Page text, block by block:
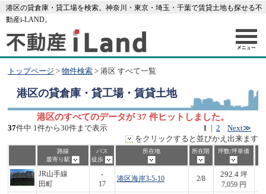
港区の貸倉庫・貸工場を検索。神奈川・東京・埼玉・千葉で賃貸土地も探せる不
動産i-LAND。
トップページ > 物件検索> 港区 すべて一覧
港区の貸倉庫・貸工場・賃貸土地
港区のすべてのデータが 37 件ヒットしました。
1 |2 Next≫
37件中 1件から30件まで表示
をクリックすると並びかえ出来ます
路線
最寄り駅
バス
徒歩
所在地 所在階 坪数/坪単価
JR山手線
田町
-
17
港区海岸3-5-10 2/8
292.4坪
7,059 円